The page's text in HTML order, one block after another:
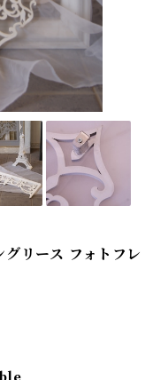
リース フォトフレ